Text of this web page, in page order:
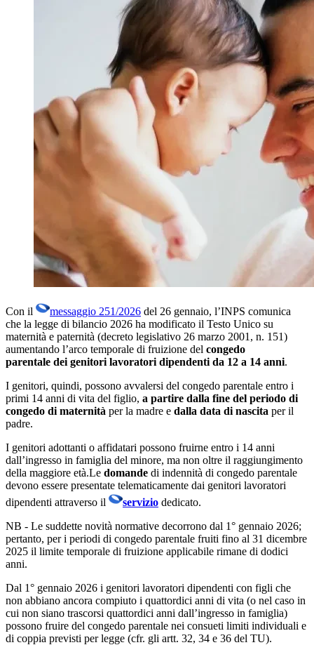
Con il messaggio 251/2026 del 26 gennaio, l’INPS comunica
che la legge di bilancio 2026 ha modificato il Testo Unico su
maternità e paternità (decreto legislativo 26 marzo 2001, n. 151)
aumentando l’arco temporale di fruizione del congedo
parentale dei genitori lavoratori dipendenti da 12 a 14 anni.
I genitori, quindi, possono avvalersi del congedo parentale entro i
primi 14 anni di vita del figlio, a partire dalla fine del periodo di
congedo di maternità per la madre e dalla data di nascita per il
padre.
I genitori adottanti o affidatari possono fruirne entro i 14 anni
dall’ingresso in famiglia del minore, ma non oltre il raggiungimento
della maggiore età.Le domande di indennità di congedo parentale
devono essere presentate telematicamente dai genitori lavoratori
dipendenti attraverso il
servizio dedicato.
NB - Le suddette novità normative decorrono dal 1° gennaio 2026;
pertanto, per i periodi di congedo parentale fruiti fino al 31 dicembre
2025 il limite temporale di fruizione applicabile rimane di dodici
anni.
Dal 1° gennaio 2026 i genitori lavoratori dipendenti con figli che
non abbiano ancora compiuto i quattordici anni di vita (o nel caso in
cui non siano trascorsi quattordici anni dall’ingresso in famiglia)
possono fruire del congedo parentale nei consueti limiti individuali e
di coppia previsti per legge (cfr. gli artt. 32, 34 e 36 del TU).